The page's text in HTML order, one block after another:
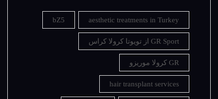
aesthetic treatments in Turkey
bZ5
GR Sport از تویوتا کرولا کراس
GR کرولا موریزو
hair transplant services